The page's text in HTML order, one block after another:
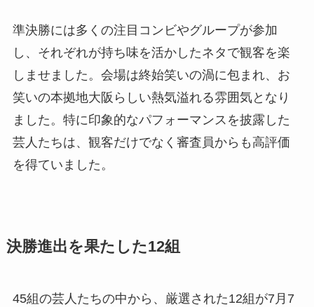
準決勝には多くの注目コンビやグループが参加
し、それぞれが持ち味を活かしたネタで観客を楽
しませました。会場は終始笑いの渦に包まれ、お
笑いの本拠地大阪らしい熱気溢れる雰囲気となり
ました。特に印象的なパフォーマンスを披露した
芸人たちは、観客だけでなく審査員からも高評価
を得ていました。
決勝進出を果たした12組
45組の芸人たちの中から、厳選された12組が7月7